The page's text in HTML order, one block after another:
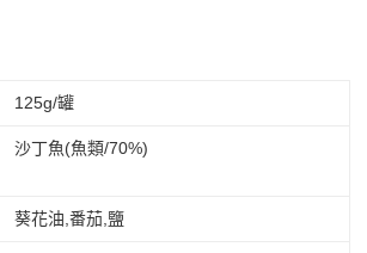
125g/罐
沙丁魚(魚類/70%)
葵花油,番茄,鹽